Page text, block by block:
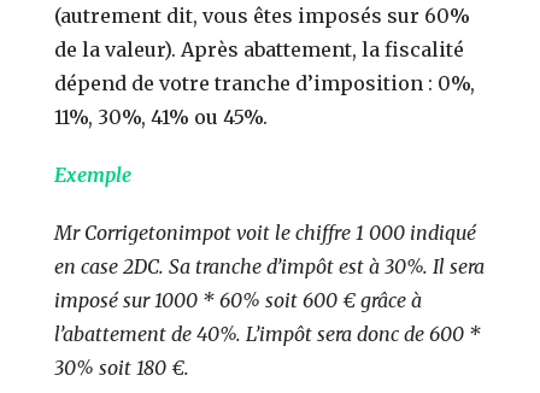
(autrement dit, vous êtes imposés sur 60%
de la valeur). Après abattement, la fiscalité
dépend de votre tranche d’imposition : 0%,
11%, 30%, 41% ou 45%.
Exemple
Mr Corrigetonimpot voit le chiffre 1 000 indiqué
en case 2DC. Sa tranche d’impôt est à 30%. Il sera
imposé sur 1000 * 60% soit 600 € grâce à
l’abattement de 40%. L’impôt sera donc de 600 *
30% soit 180 €.